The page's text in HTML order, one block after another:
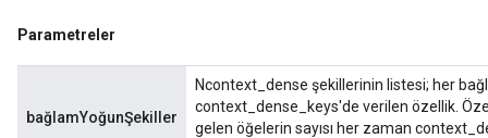
Parametreler
bağlamYoğunŞekiller
Ncontext_dense şekillerinin listesi; her
context_dense_keys'de verilen özellik.
gelen öğelerin sayısı her zaman